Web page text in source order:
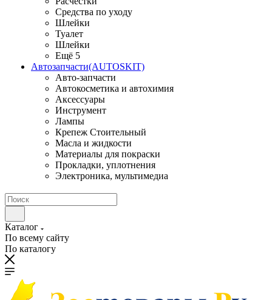
Средства по уходу
Шлейки
Туалет
Шлейки
Ещё 5
Автозапчасти(AUTOSKIT)
Авто-запчасти
Автокосметика и автохимия
Аксессуары
Инструмент
Лампы
Крепеж Стоительный
Масла и жидкости
Материалы для покраски
Прокладки, уплотнения
Электроника, мультимедиа
Каталог
По всему сайту
По каталогу